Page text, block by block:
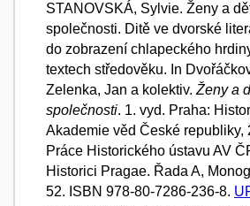
STANOVSKÁ, Sylvie. Ženy a
společnosti. Ditě ve dvorské
do zobrazení chlapeckého
textech středověku. In
Zelenka, Jan a kolektiv. Ženy a
společnosti. 1. vyd. Praha:
Akademie věd České republiky,
Práce Historického ústavu AV
Historici Pragae. Řada A,
52. ISBN 978-80-7286-236-8.